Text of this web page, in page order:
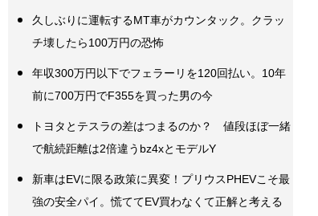
久しぶりに運転するMT車がカウンタック。クラッ
チ壊したら100万円の恐怖
年収300万円以下でフェラーリを120回払い。10年
前に700万円でF355を買った男の今
トヨタとテスラの差はつまるのか？ 値段ほぼ一緒
で航続距離は2倍違うbz4xとモデルY
新車はEVに限る政策に異変！プリウスPHEVこそ最
強の安全パイ。慌ててEV買わなくて正解と考える